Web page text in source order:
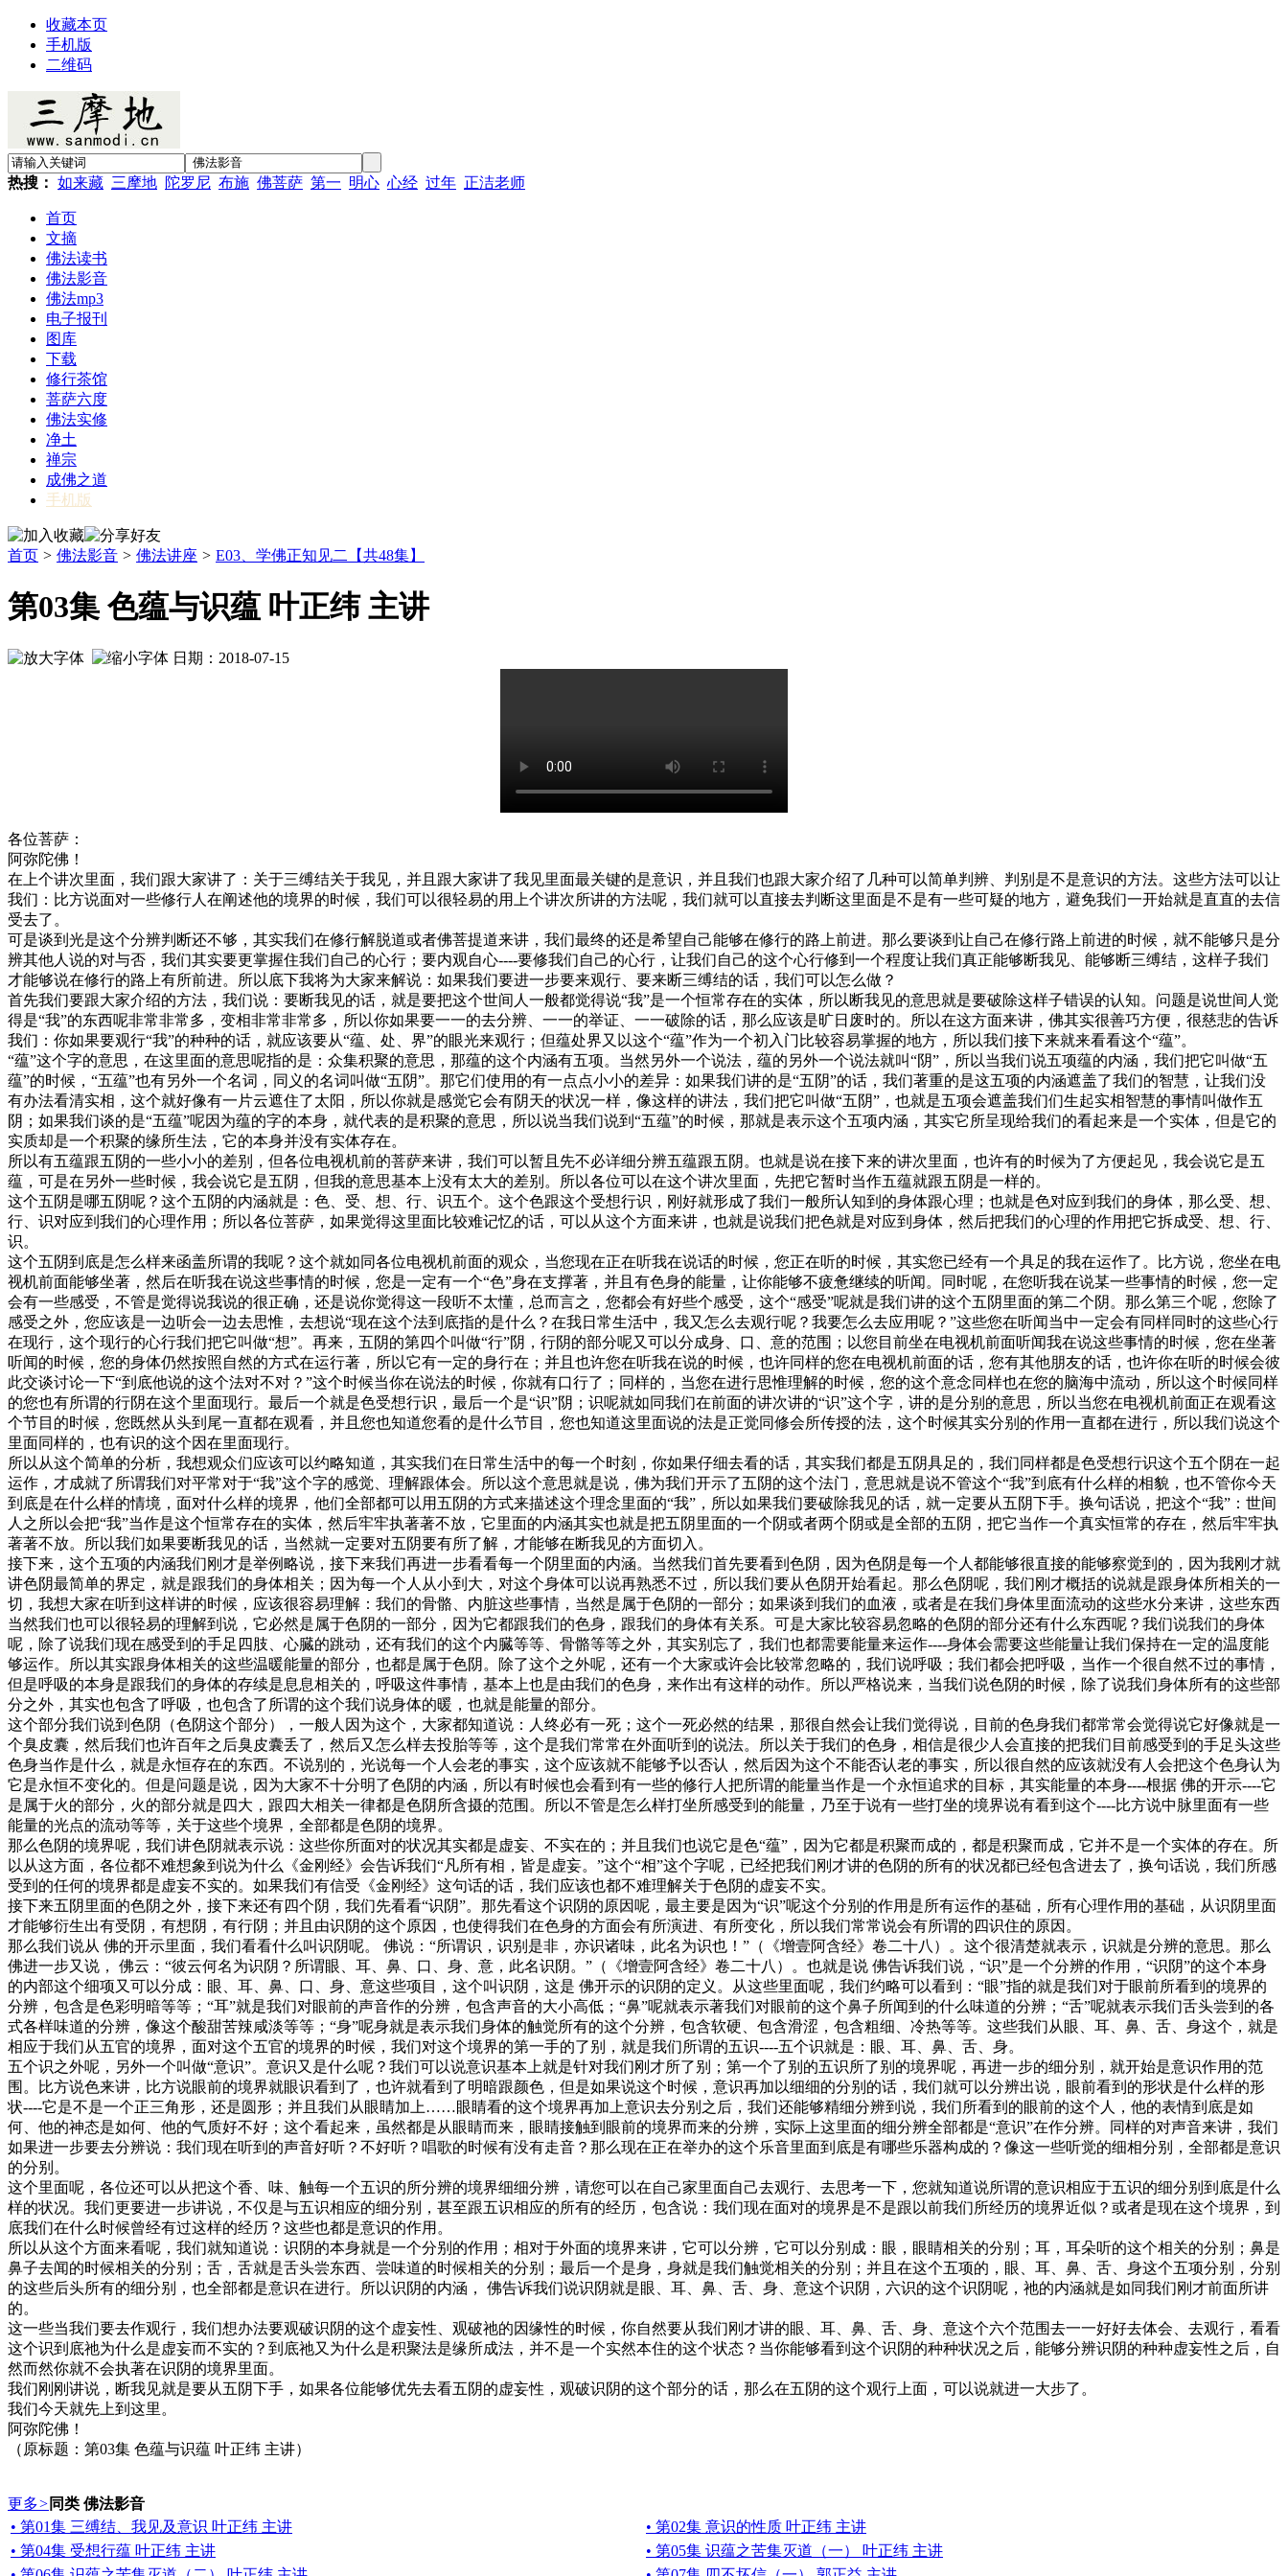
收藏本页
手机版
二维码
热搜： 如来藏 三摩地 陀罗尼 布施 佛菩萨 第一 明心 心经 过年 正洁老师
首页
文摘
佛法读书
佛法影音
佛法mp3
电子报刊
图库
下载
修行茶馆
菩萨六度
佛法实修
净土
禅宗
成佛之道
手机版
首页 > 佛法影音 > 佛法讲座 > E03、学佛正知见二【共48集】
第03集 色蕴与识蕴 叶正纬 主讲
日期：2018-07-15
各位菩萨：
阿弥陀佛！
在上个讲次里面，我们跟大家讲了：关于三缚结关于我见，并且跟大家讲了我见里面最关键的是意识，并且我们也跟大家介绍了几种可以简单判辨、判别是不是意识的方法。这些方法可以让
我们：比方说面对一些修行人在阐述他的境界的时候，我们可以很轻易的用上个讲次所讲的方法呢，我们就可以直接去判断这里面是不是有一些可疑的地方，避免我们一开始就是直直的去信
受去了。
可是谈到光是这个分辨判断还不够，其实我们在修行解脱道或者佛菩提道来讲，我们最终的还是希望自己能够在修行的路上前进。那么要谈到让自己在修行路上前进的时候，就不能够只是分
辨其他人说的对与否，我们其实要更掌握住我们自己的心行；要内观自心----要修我们自己的心行，让我们自己的这个心行修到一个程度让我们真正能够断我见、能够断三缚结，这样子我们
才能够说在修行的路上有所前进。所以底下我将为大家来解说：如果我们要进一步要来观行、要来断三缚结的话，我们可以怎么做？
首先我们要跟大家介绍的方法，我们说：要断我见的话，就是要把这个世间人一般都觉得说“我”是一个恒常存在的实体，所以断我见的意思就是要破除这样子错误的认知。问题是说世间人觉
得是“我”的东西呢非常非常多，变相非常非常多，所以你如果要一一的去分辨、一一的举证、一一破除的话，那么应该是旷日废时的。所以在这方面来讲，佛其实很善巧方便，很慈悲的告诉
我们：你如果要观行“我”的种种的话，就应该要从“蕴、处、界”的眼光来观行；但蕴处界又以这个“蕴”作为一个初入门比较容易掌握的地方，所以我们接下来就来看看这个“蕴”。
“蕴”这个字的意思，在这里面的意思呢指的是：众集积聚的意思，那蕴的这个内涵有五项。当然另外一个说法，蕴的另外一个说法就叫“阴”，所以当我们说五项蕴的内涵，我们把它叫做“五
蕴”的时候，“五蕴”也有另外一个名词，同义的名词叫做“五阴”。那它们使用的有一点点小小的差异：如果我们讲的是“五阴”的话，我们著重的是这五项的内涵遮盖了我们的智慧，让我们没
有办法看清实相，这个就好像有一片云遮住了太阳，所以你就是感觉它会有阴天的状况一样，像这样的讲法，我们把它叫做“五阴”，也就是五项会遮盖我们们生起实相智慧的事情叫做作五
阴；如果我们谈的是“五蕴”呢因为蕴的字的本身，就代表的是积聚的意思，所以说当我们说到“五蕴”的时候，那就是表示这个五项内涵，其实它所呈现给我们的看起来是一个实体，但是它的
实质却是一个积聚的缘所生法，它的本身并没有实体存在。
所以有五蕴跟五阴的一些小小的差别，但各位电视机前的菩萨来讲，我们可以暂且先不必详细分辨五蕴跟五阴。也就是说在接下来的讲次里面，也许有的时候为了方便起见，我会说它是五
蕴，可是在另外一些时候，我会说它是五阴，但我的意思基本上没有太大的差别。所以各位可以在这个讲次里面，先把它暂时当作五蕴就跟五阴是一样的。
这个五阴是哪五阴呢？这个五阴的内涵就是：色、受、想、行、识五个。这个色跟这个受想行识，刚好就形成了我们一般所认知到的身体跟心理；也就是色对应到我们的身体，那么受、想、
行、识对应到我们的心理作用；所以各位菩萨，如果觉得这里面比较难记忆的话，可以从这个方面来讲，也就是说我们把色就是对应到身体，然后把我们的心理的作用把它拆成受、想、行、
识。
这个五阴到底是怎么样来函盖所谓的我呢？这个就如同各位电视机前面的观众，当您现在正在听我在说话的时候，您正在听的时候，其实您已经有一个具足的我在运作了。比方说，您坐在电
视机前面能够坐著，然后在听我在说这些事情的时候，您是一定有一个“色”身在支撑著，并且有色身的能量，让你能够不疲惫继续的听闻。同时呢，在您听我在说某一些事情的时候，您一定
会有一些感受，不管是觉得说我说的很正确，还是说你觉得这一段听不太懂，总而言之，您都会有好些个感受，这个“感受”呢就是我们讲的这个五阴里面的第二个阴。那么第三个呢，您除了
感受之外，您应该是一边听会一边去思惟，去想说“现在这个法到底指的是什么？在我日常生活中，我又怎么去观行呢？我要怎么去应用呢？”这些您在听闻当中一定会有同样同时的这些心行
在现行，这个现行的心行我们把它叫做“想”。再来，五阴的第四个叫做“行”阴，行阴的部分呢又可以分成身、口、意的范围；以您目前坐在电视机前面听闻我在说这些事情的时候，您在坐著
听闻的时候，您的身体仍然按照自然的方式在运行著，所以它有一定的身行在；并且也许您在听我在说的时候，也许同样的您在电视机前面的话，您有其他朋友的话，也许你在听的时候会彼
此交谈讨论一下“到底他说的这个法对不对？”这个时候当你在说法的时候，你就有口行了；同样的，当您在进行思惟理解的时候，您的这个意念同样也在您的脑海中流动，所以这个时候同样
的您也有所谓的行阴在这个里面现行。最后一个就是色受想行识，最后一个是“识”阴；识呢就如同我们在前面的讲次讲的“识”这个字，讲的是分别的意思，所以当您在电视机前面正在观看这
个节目的时候，您既然从头到尾一直都在观看，并且您也知道您看的是什么节目，您也知道这里面说的法是正觉同修会所传授的法，这个时候其实分别的作用一直都在进行，所以我们说这个
里面同样的，也有识的这个因在里面现行。
所以从这个简单的分析，我想观众们应该可以约略知道，其实我们在日常生活中的每一个时刻，你如果仔细去看的话，其实我们都是五阴具足的，我们同样都是色受想行识这个五个阴在一起
运作，才成就了所谓我们对平常对于“我”这个字的感觉、理解跟体会。所以这个意思就是说，佛为我们开示了五阴的这个法门，意思就是说不管这个“我”到底有什么样的相貌，也不管你今天
到底是在什么样的情境，面对什么样的境界，他们全部都可以用五阴的方式来描述这个理念里面的“我”，所以如果我们要破除我见的话，就一定要从五阴下手。换句话说，把这个“我”：世间
人之所以会把“我”当作是这个恒常存在的实体，然后牢牢执著著不放，它里面的内涵其实也就是把五阴里面的一个阴或者两个阴或是全部的五阴，把它当作一个真实恒常的存在，然后牢牢执
著著不放。所以我们如果要断我见的话，当然就一定要对五阴要有所了解，才能够在断我见的方面切入。
接下来，这个五项的内涵我们刚才是举例略说，接下来我们再进一步看看每一个阴里面的内涵。当然我们首先要看到色阴，因为色阴是每一个人都能够很直接的能够察觉到的，因为我刚才就
讲色阴最简单的界定，就是跟我们的身体相关；因为每一个人从小到大，对这个身体可以说再熟悉不过，所以我们要从色阴开始看起。那么色阴呢，我们刚才概括的说就是跟身体所相关的一
切，我想大家在听到这样讲的时候，应该很容易理解：我们的骨骼、内脏这些事情，当然是属于色阴的一部分；如果谈到我们的血液，或者是在我们身体里面流动的这些水分来讲，这些东西
当然我们也可以很轻易的理解到说，它必然是属于色阴的一部分，因为它都跟我们的色身，跟我们的身体有关系。可是大家比较容易忽略的色阴的部分还有什么东西呢？我们说我们的身体
呢，除了说我们现在感受到的手足四肢、心臓的跳动，还有我们的这个内臓等等、骨骼等等之外，其实别忘了，我们也都需要能量来运作----身体会需要这些能量让我们保持在一定的温度能
够运作。所以其实跟身体相关的这些温暖能量的部分，也都是属于色阴。除了这个之外呢，还有一个大家或许会比较常忽略的，我们说呼吸；我们都会把呼吸，当作一个很自然不过的事情，
但是呼吸的本身是跟我们的身体的存续是息息相关的，呼吸这件事情，基本上也是由我们的色身，来作出有这样的动作。所以严格说来，当我们说色阴的时候，除了说我们身体所有的这些部
分之外，其实也包含了呼吸，也包含了所谓的这个我们说身体的暖，也就是能量的部分。
这个部分我们说到色阴（色阴这个部分），一般人因为这个，大家都知道说：人终必有一死；这个一死必然的结果，那很自然会让我们觉得说，目前的色身我们都常常会觉得说它好像就是一
个臭皮囊，然后我们也许百年之后臭皮囊丢了，然后又怎么样去投胎等等，这个是我们常常在外面听到的说法。所以关于我们的色身，相信是很少人会直接的把我们目前感受到的手足头这些
色身当作是什么，就是永恒存在的东西。不说别的，光说每一个人会老的事实，这个应该就不能够予以否认，然后因为这个不能否认老的事实，所以很自然的应该就没有人会把这个色身认为
它是永恒不变化的。但是问题是说，因为大家不十分明了色阴的内涵，所以有时候也会看到有一些的修行人把所谓的能量当作是一个永恒追求的目标，其实能量的本身----根据 佛的开示----它
是属于火的部分，火的部分就是四大，跟四大相关一律都是色阴所含摄的范围。所以不管是怎么样打坐所感受到的能量，乃至于说有一些打坐的境界说有看到这个----比方说中脉里面有一些
能量的光点的流动等等，关于这些个境界，全部都是色阴的境界。
那么色阴的境界呢，我们讲色阴就表示说：这些你所面对的状况其实都是虚妄、不实在的；并且我们也说它是色“蕴”，因为它都是积聚而成的，都是积聚而成，它并不是一个实体的存在。所
以从这方面，各位都不难想象到说为什么《金刚经》会告诉我们“凡所有相，皆是虚妄。”这个“相”这个字呢，已经把我们刚才讲的色阴的所有的状况都已经包含进去了，换句话说，我们所感
受到的任何的境界都是虚妄不实的。如果我们有信受《金刚经》这句话的话，我们应该也都不难理解关于色阴的虚妄不实。
接下来五阴里面的色阴之外，接下来还有四个阴，我们先看看“识阴”。那先看这个识阴的原因呢，最主要是因为“识”呢这个分别的作用是所有运作的基础，所有心理作用的基础，从识阴里面
才能够衍生出有受阴，有想阴，有行阴；并且由识阴的这个原因，也使得我们在色身的方面会有所演进、有所变化，所以我们常常说会有所谓的四识住的原因。
那么我们说从 佛的开示里面，我们看看什么叫识阴呢。 佛说：“所谓识，识别是非，亦识诸味，此名为识也！”（《增壹阿含经》卷二十八）。这个很清楚就表示，识就是分辨的意思。那么
佛进一步又说， 佛云：“彼云何名为识阴？所谓眼、耳、鼻、口、身、意，此名识阴。”（《增壹阿含经》卷二十八）。也就是说 佛告诉我们说，“识”是一个分辨的作用，“识阴”的这个本身
的内部这个细项又可以分成：眼、耳、鼻、口、身、意这些项目，这个叫识阴，这是 佛开示的识阴的定义。从这些里面呢，我们约略可以看到：“眼”指的就是我们对于眼前所看到的境界的
分辨，包含是色彩明暗等等；“耳”就是我们对眼前的声音作的分辨，包含声音的大小高低；“鼻”呢就表示著我们对眼前的这个鼻子所闻到的什么味道的分辨；“舌”呢就表示我们舌头尝到的各
式各样味道的分辨，像这个酸甜苦辣咸淡等等；“身”呢身就是表示我们身体的触觉所有的这个分辨，包含软硬、包含滑涩，包含粗细、冷热等等。这些我们从眼、耳、鼻、舌、身这个，就是
相应于我们从五官的境界，面对这个五官的境界的时候，我们对这个境界的第一手的了别，就是我们所谓的五识----五个识就是：眼、耳、鼻、舌、身。
五个识之外呢，另外一个叫做“意识”。意识又是什么呢？我们可以说意识基本上就是针对我们刚才所了别；第一个了别的五识所了别的境界呢，再进一步的细分别，就开始是意识作用的范
围。比方说色来讲，比方说眼前的境界就眼识看到了，也许就看到了明暗跟颜色，但是如果说这个时候，意识再加以细细的分别的话，我们就可以分辨出说，眼前看到的形状是什么样的形
状----它是不是一个正三角形，还是圆形；并且我们从眼睛加上……眼睛看的这个境界再加上意识去分别之后，我们还能够精细分辨到说，我们所看到的眼前的这个人，他的表情到底是如
何、他的神态是如何、他的气质好不好；这个看起来，虽然都是从眼睛而来，眼睛接触到眼前的境界而来的分辨，实际上这里面的细分辨全部都是“意识”在作分辨。同样的对声音来讲，我们
如果进一步要去分辨说：我们现在听到的声音好听？不好听？唱歌的时候有没有走音？那么现在正在举办的这个乐音里面到底是有哪些乐器构成的？像这一些听觉的细相分别，全部都是意识
的分别。
这个里面呢，各位还可以从把这个香、味、触每一个五识的所分辨的境界细细分辨，请您可以在自己家里面自己去观行、去思考一下，您就知道说所谓的意识相应于五识的细分别到底是什么
样的状况。我们更要进一步讲说，不仅是与五识相应的细分别，甚至跟五识相应的所有的经历，包含说：我们现在面对的境界是不是跟以前我们所经历的境界近似？或者是现在这个境界，到
底我们在什么时候曾经有过这样的经历？这些也都是意识的作用。
所以从这个方面来看呢，我们就知道说：识阴的本身就是一个分别的作用；相对于外面的境界来讲，它可以分辨，它可以分别成：眼，眼睛相关的分别；耳，耳朵听的这个相关的分别；鼻是
鼻子去闻的时候相关的分别；舌，舌就是舌头尝东西、尝味道的时候相关的分别；最后一个是身，身就是我们触觉相关的分别；并且在这个五项的，眼、耳、鼻、舌、身这个五项分别，分别
的这些后头所有的细分别，也全部都是意识在进行。所以识阴的内涵， 佛告诉我们说识阴就是眼、耳、鼻、舌、身、意这个识阴，六识的这个识阴呢，祂的内涵就是如同我们刚才前面所讲
的。
这一些当我们要去作观行，我们想办法要观破识阴的这个虚妄性、观破祂的因缘性的时候，你自然要从我们刚才讲的眼、耳、鼻、舌、身、意这个六个范围去一一好好去体会、去观行，看看
这个识到底祂为什么是虚妄而不实的？到底祂又为什么是积聚法是缘所成法，并不是一个实然本住的这个状态？当你能够看到这个识阴的种种状况之后，能够分辨识阴的种种虚妄性之后，自
然而然你就不会执著在识阴的境界里面。
我们刚刚讲说，断我见就是要从五阴下手，如果各位能够优先去看五阴的虚妄性，观破识阴的这个部分的话，那么在五阴的这个观行上面，可以说就进一大步了。
我们今天就先上到这里。
阿弥陀佛！
（原标题：第03集 色蕴与识蕴 叶正纬 主讲）
更多> 同类 佛法影音
• 第01集 三缚结、我见及意识 叶正纬 主讲
• 第02集 意识的性质 叶正纬 主讲
• 第04集 受想行蕴 叶正纬 主讲
• 第05集 识蕴之苦集灭道（一） 叶正纬 主讲